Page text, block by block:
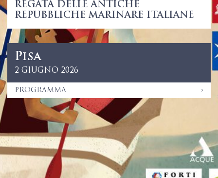
REGATA DELLE ANTICHE
REPUBBLICHE MARINARE ITALIANE
Pisa
2 GIUGNO 2026
PROGRAMMA ›